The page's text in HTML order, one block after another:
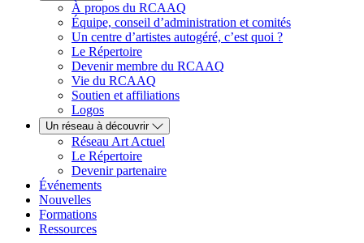
À propos du RCAAQ
Équipe, conseil d’administration et comités
Un centre d’artistes autogéré, c’est quoi ?
Le Répertoire
Devenir membre du RCAAQ
Vie du RCAAQ
Soutien et affiliations
Logos
Un réseau à découvrir
Réseau Art Actuel
Le Répertoire
Devenir partenaire
Événements
Nouvelles
Formations
Ressources